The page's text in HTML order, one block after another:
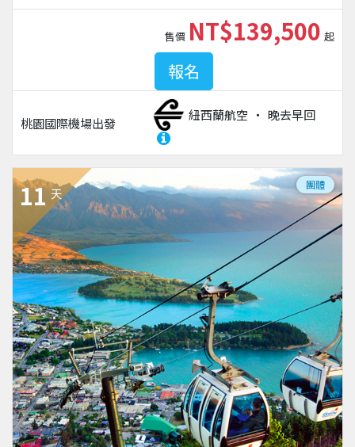
桃園國際機場出發
紐西蘭航空 晚去早回
售價 NT$139,500 起
報名
11 天
團體